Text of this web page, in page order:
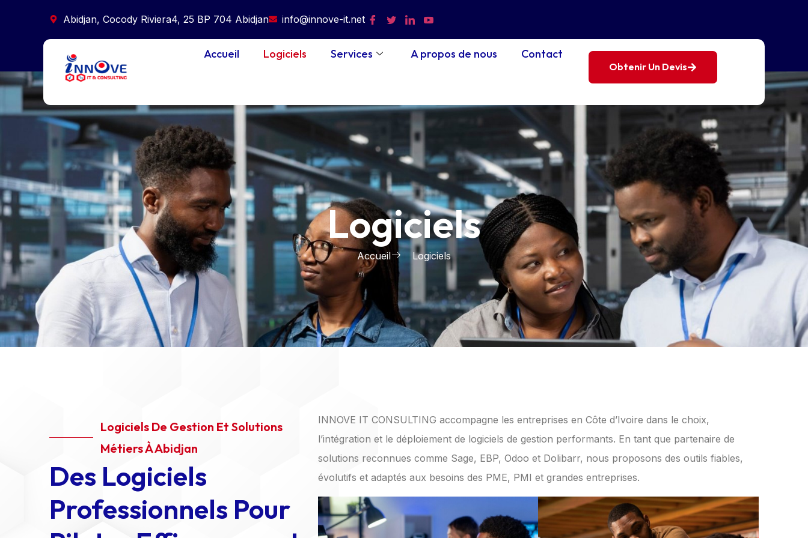
Abidjan, Cocody Riviera4, 25 BP 704 Abidjan info@innove-it.net
Accueil Logiciels Services A propos de nous Contact
Obtenir Un Devis
Logiciels
Logiciels
Accueil Logiciels
Logiciels De Gestion Et Solutions
Métiers À Abidjan
Des Logiciels
Professionnels Pour
INNOVE IT CONSULTING accompagne les entreprises en Côte d’Ivoire dans le choix,
l’intégration et le déploiement de logiciels de gestion performants. En tant que partenaire de
solutions reconnues comme Sage, EBP, Odoo et Dolibarr, nous proposons des outils fiables,
évolutifs et adaptés aux besoins des PME, PMI et grandes entreprises.